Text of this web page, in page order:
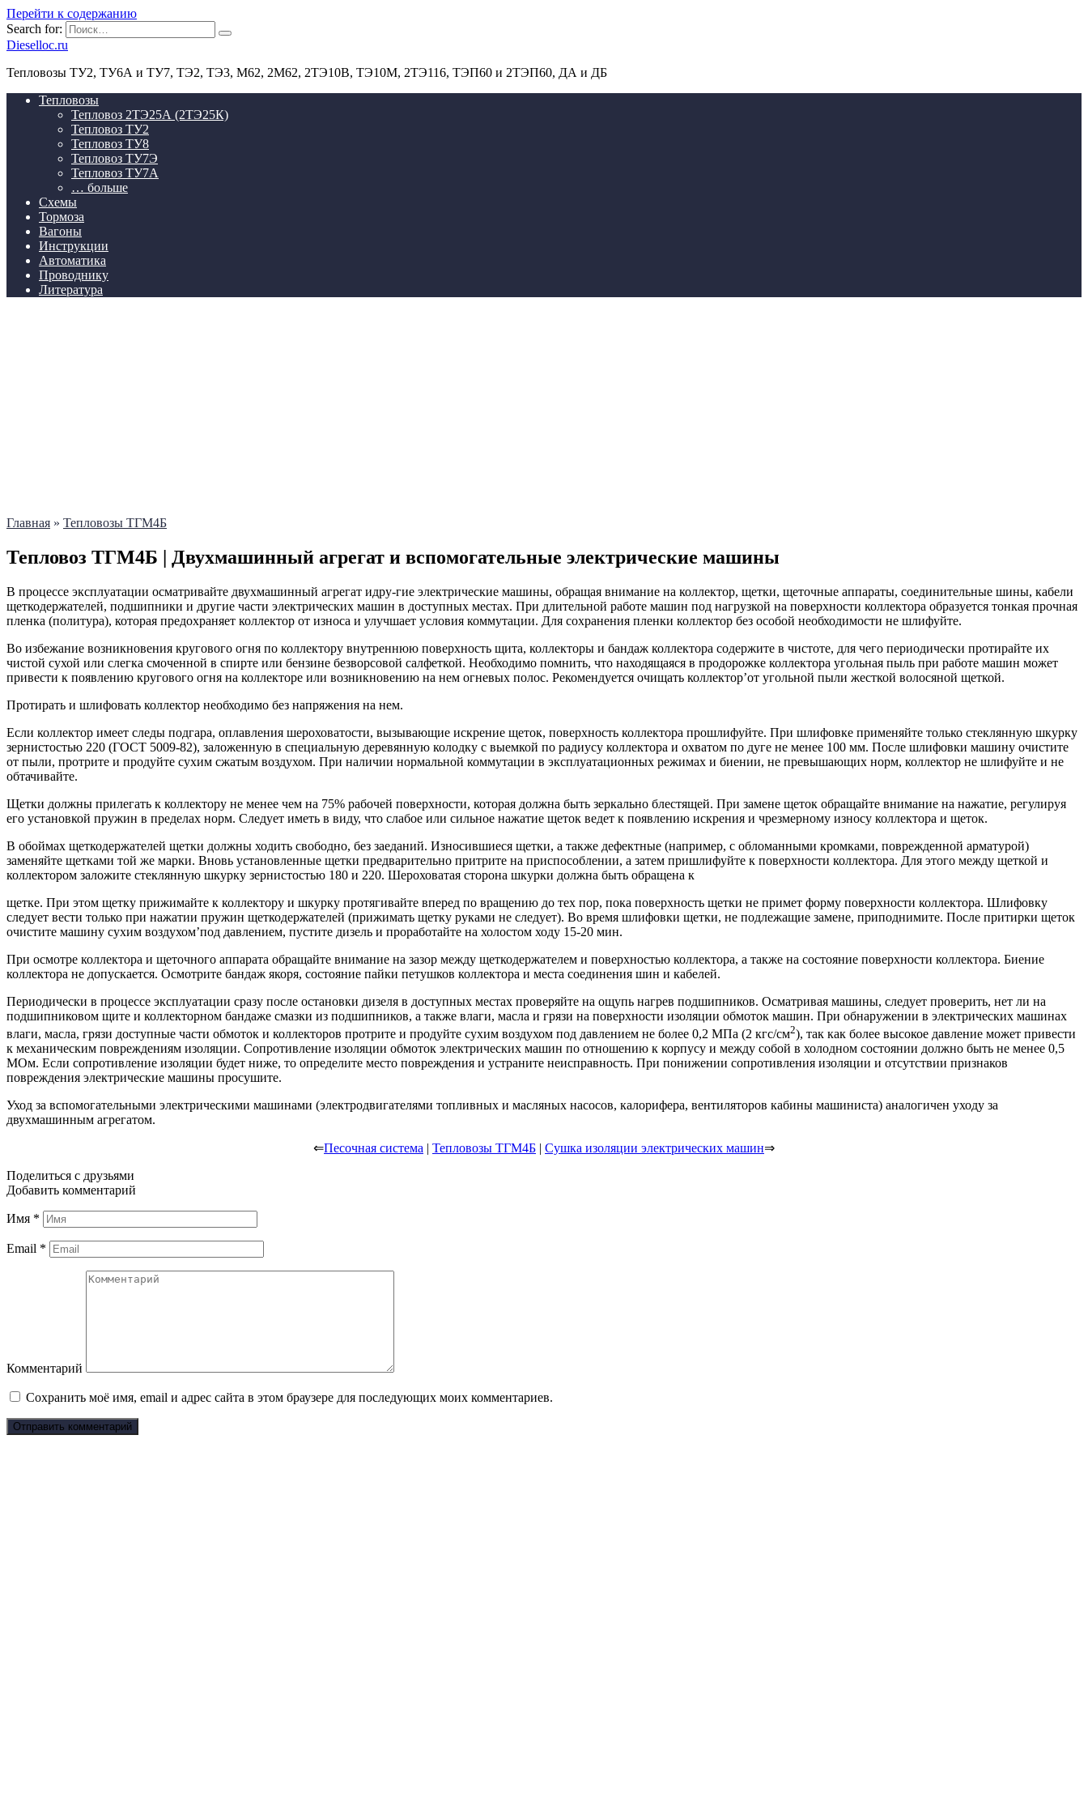
Перейти к содержанию
Search for:
Dieselloc.ru
Тепловозы ТУ2, ТУ6А и ТУ7, ТЭ2, ТЭ3, М62, 2М62, 2ТЭ10В, ТЭ10М, 2ТЭ116, ТЭП60 и 2ТЭП60, ДА и ДБ
Тепловозы
Тепловоз 2ТЭ25А (2ТЭ25К)
Тепловоз ТУ2
Тепловоз ТУ8
Тепловоз ТУ7Э
Тепловоз ТУ7А
… больше
Схемы
Тормоза
Вагоны
Инструкции
Автоматика
Проводнику
Литература
Главная » Тепловозы ТГМ4Б
Тепловоз ТГМ4Б | Двухмашинный агрегат и вспомогательные электрические машины
В процессе эксплуатации осматривайте двухмашинный агрегат идру-гие электрические машины, обращая внимание на коллектор, щетки, щеточные аппараты, соединительные шины, кабели
щеткодержателей, подшипники и другие части электрических машин в доступных местах. При длительной работе машин под нагрузкой на поверхности коллектора образуется тонкая прочная
пленка (политура), которая предохраняет коллектор от износа и улучшает условия коммутации. Для сохранения пленки коллектор без особой необходимости не шлифуйте.
Во избежание возникновения кругового огня по коллектору внутреннюю поверхность щита, коллекторы и бандаж коллектора содержите в чистоте, для чего периодически протирайте их
чистой сухой или слегка смоченной в спирте или бензине безворсовой салфеткой. Необходимо помнить, что находящаяся в продорожке коллектора угольная пыль при работе машин может
привести к появлению кругового огня на коллекторе или возникновению на нем огневых полос. Рекомендуется очищать коллектор’от угольной пыли жесткой волосяной щеткой.
Протирать и шлифовать коллектор необходимо без напряжения на нем.
Если коллектор имеет следы подгара, оплавления шероховатости, вызывающие искрение щеток, поверхность коллектора прошлифуйте. При шлифовке применяйте только стеклянную шкурку
зернистостью 220 (ГОСТ 5009-82), заложенную в специальную деревянную колодку с выемкой по радиусу коллектора и охватом по дуге не менее 100 мм. После шлифовки машину очистите
от пыли, протрите и продуйте сухим сжатым воздухом. При наличии нормальной коммутации в эксплуатационных режимах и биении, не превышающих норм, коллектор не шлифуйте и не
обтачивайте.
Щетки должны прилегать к коллектору не менее чем на 75% рабочей поверхности, которая должна быть зеркально блестящей. При замене щеток обращайте внимание на нажатие, регулируя
его установкой пружин в пределах норм. Следует иметь в виду, что слабое или сильное нажатие щеток ведет к появлению искрения и чрезмерному износу коллектора и щеток.
В обоймах щеткодержателей щетки должны ходить свободно, без заеданий. Износившиеся щетки, а также дефектные (например, с обломанными кромками, поврежденной арматурой)
заменяйте щетками той же марки. Вновь установленные щетки предварительно притрите на приспособлении, а затем пришлифуйте к поверхности коллектора. Для этого между щеткой и
коллектором заложите стеклянную шкурку зернистостью 180 и 220. Шероховатая сторона шкурки должна быть обращена к
щетке. При этом щетку прижимайте к коллектору и шкурку протягивайте вперед по вращению до тех пор, пока поверхность щетки не примет форму поверхности коллектора. Шлифовку
следует вести только при нажатии пружин щеткодержателей (прижимать щетку руками не следует). Во время шлифовки щетки, не подлежащие замене, приподнимите. После притирки щеток
очистите машину сухим воздухом’под давлением, пустите дизель и проработайте на холостом ходу 15-20 мин.
При осмотре коллектора и щеточного аппарата обращайте внимание на зазор между щеткодержателем и поверхностью коллектора, а также на состояние поверхности коллектора. Биение
коллектора не допускается. Осмотрите бандаж якоря, состояние пайки петушков коллектора и места соединения шин и кабелей.
Периодически в процессе эксплуатации сразу после остановки дизеля в доступных местах проверяйте на ощупь нагрев подшипников. Осматривая машины, следует проверить, нет ли на
подшипниковом щите и коллекторном бандаже смазки из подшипников, а также влаги, масла и грязи на поверхности изоляции обмоток машин. При обнаружении в электрических машинах
влаги, масла, грязи доступные части обмоток и коллекторов протрите и продуйте сухим воздухом под давлением не более 0,2 МПа (2 кгс/см2), так как более высокое давление может привести
к механическим повреждениям изоляции. Сопротивление изоляции обмоток электрических машин по отношению к корпусу и между собой в холодном состоянии должно быть не менее 0,5
МОм. Если сопротивление изоляции будет ниже, то определите место повреждения и устраните неисправность. При понижении сопротивления изоляции и отсутствии признаков
повреждения электрические машины просушите.
Уход за вспомогательными электрическими машинами (электродвигателями топливных и масляных насосов, калорифера, вентиляторов кабины машиниста) аналогичен уходу за
двухмашинным агрегатом.
⇐Песочная система | Тепловозы ТГМ4Б | Сушка изоляции электрических машин⇒
Поделиться с друзьями
Добавить комментарий
Имя *
Email *
Комментарий
Сохранить моё имя, email и адрес сайта в этом браузере для последующих моих комментариев.